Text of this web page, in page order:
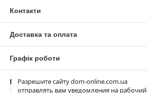
Разрешите сайту dom-online.com.ua
отправлять вам уведомления на рабочий
Контакти
Доставка та оплата
Графік роботи
Повна версія сайту